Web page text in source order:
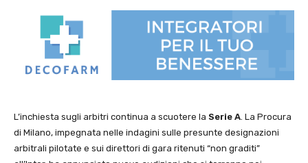
L’inchiesta sugli arbitri continua a scuotere la Serie A . La Procura
di Milano, impegnata nelle indagini sulle presunte designazioni
arbitrali pilotate e sui direttori di gara ritenuti “non graditi”